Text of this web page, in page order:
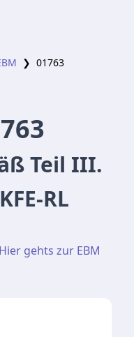
❯ 01763
Teil III.
RL
gehts zur EBM